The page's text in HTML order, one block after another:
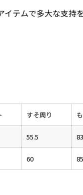
イテムで多大な支持
すそ周り
55.5 83
60 85